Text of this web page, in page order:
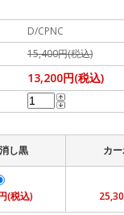
D/CPNC
15,400円(税込)
13,200円(税込)
し黒 カ
(税込)